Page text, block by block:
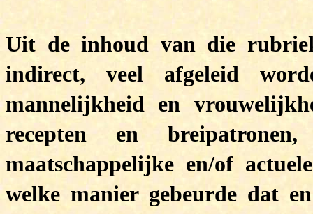
Uit de inhoud van die
indirect, veel afgeleid
mannelijkheid en
recepten en
maatschappelijke en/of
welke manier gebeurde dat